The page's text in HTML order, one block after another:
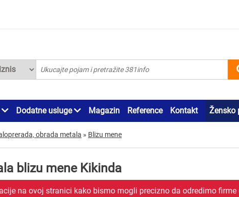
Dodatne usluge Magazin Reference Kontakt Žensko
obrada metala » Blizu mene
blizu mene Kikinda
na ovoj stranici kako bismo mogli precizno da odredimo firme